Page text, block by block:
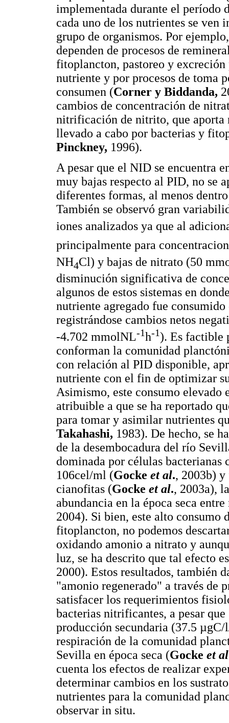
implementada durante el período
cada uno de los nutrientes se ven
grupo de organismos. Por
dependen de procesos de
fitoplancton, pastoreo y
nutriente y por procesos de toma
consumen (Corner y Biddanda,
cambios de concentración de
nitrificación de nitrito, que aporta
llevado a cabo por bacterias y
Pinckney, 1996).
A pesar que el NID se encuentra
muy bajas respecto al PID, no se
diferentes formas, al menos
También se observó gran
iones analizados ya que al
principalmente para
NH4Cl) y bajas de nitrato (50
disminución significativa de
algunos de estos sistemas en
nutriente agregado fue
registrándose cambios netos
-4.702 mmolNL-1h-1). Es factible
conforman la comunidad
con relación al PID disponible,
nutriente con el fin de optimizar
Asimismo, este consumo elevado
atribuible a que se ha reportado
para tomar y asimilar nutrientes
Takahashi, 1983). De hecho, se
de la desembocadura del río
dominada por células bacterianas
106cel/ml (Gocke et al., 2003b)
cianofitas (Gocke et al., 2003a),
abundancia en la época seca
2004). Si bien, este alto
fitoplancton, no podemos
oxidando amonio a nitrato y
luz, se ha descrito que tal efecto
2000). Estos resultados, también
"amonio regenerado" a través de
satisfacer los requerimientos
bacterias nitrificantes, a pesar que
producción secundaria (37.5
respiración de la comunidad
Sevilla en época seca (Gocke et al
cuenta los efectos de realizar
determinar cambios en los
nutrientes para la comunidad
observar in situ.